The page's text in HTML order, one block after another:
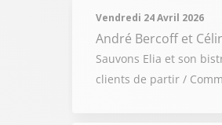
Vendredi 24 Avril 2026
André Bercoff et
Sauvons Elia et son
clients de partir /